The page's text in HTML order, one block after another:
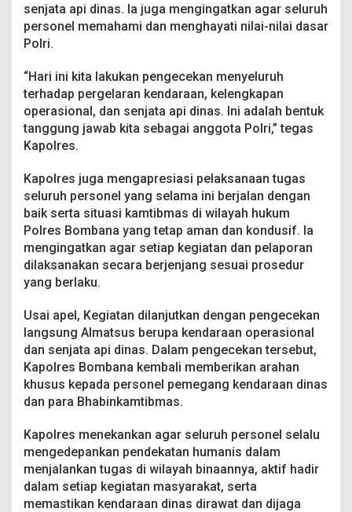
r
s
e
J
a
d
r
o
t
a
n
senjata api dinas. Ia juga mengingatkan agar seluruh
personel memahami dan menghayati nilai-nilai dasar
Polri.
“Hari ini kita lakukan pengecekan menyeluruh
terhadap pergelaran kendaraan, kelengkapan
operasional, dan senjata api dinas. Ini adalah bentuk
tanggung jawab kita sebagai anggota Polri,” tegas
Kapolres.
Kapolres juga mengapresiasi pelaksanaan tugas
seluruh personel yang selama ini berjalan dengan
baik serta situasi kamtibmas di wilayah hukum
Polres Bombana yang tetap aman dan kondusif. Ia
mengingatkan agar setiap kegiatan dan pelaporan
dilaksanakan secara berjenjang sesuai prosedur
yang berlaku.
Usai apel, Kegiatan dilanjutkan dengan pengecekan
langsung Almatsus berupa kendaraan operasional
dan senjata api dinas. Dalam pengecekan tersebut,
Kapolres Bombana kembali memberikan arahan
khusus kepada personel pemegang kendaraan dinas
dan para Bhabinkamtibmas.
Kapolres menekankan agar seluruh personel selalu
mengedepankan pendekatan humanis dalam
menjalankan tugas di wilayah binaannya, aktif hadir
dalam setiap kegiatan masyarakat, serta
memastikan kendaraan dinas dirawat dan dijaga